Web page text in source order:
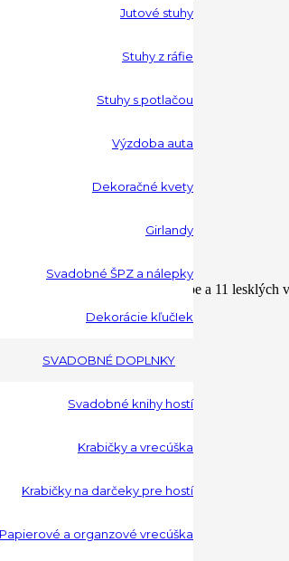
Jutové stuhy
Stuhy z ráfie
Stuhy s potlačou
Výzdoba auta
Dekoračné kvety
Girlandy
Svadobné ŠPZ a nálepky
Dekorácie kľučIek
SVADOBNÉ DOPLNKY
Svadobné knihy hostí
Krabičky a vrecúška
Krabičky na darčeky pre hostí
Papierové a organzové vrecúška
(49 pastelových v bielej farbe a 11 lesklých v